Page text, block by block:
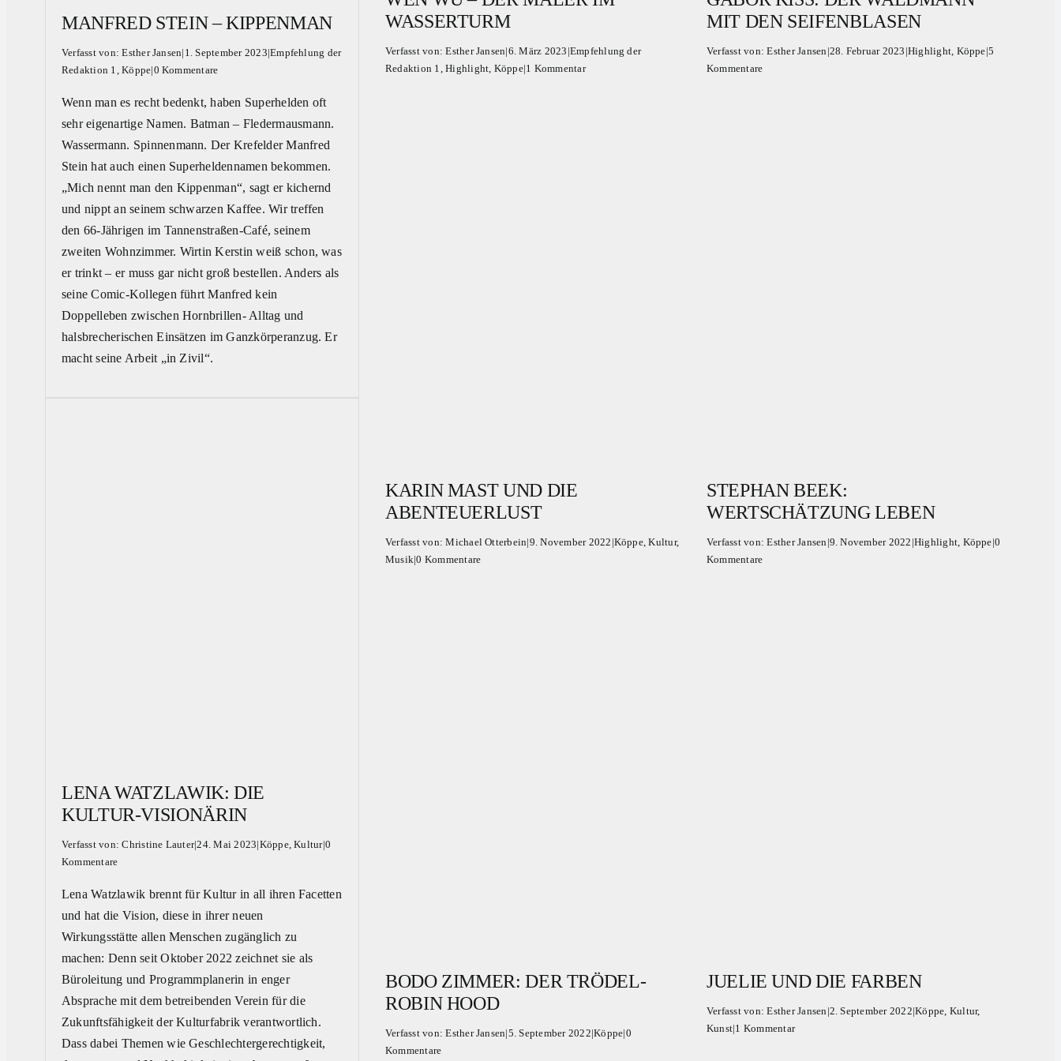
MANFRED STEIN – KIPPENMAN
Verfasst von:Esther Jansen| 1. September 2023|Empfehlung der
Redaktion 1,Köppe|0 Kommentare
Wenn man es recht bedenkt, haben Superhelden oft
sehr eigenartige Namen. Batman – Fledermausmann.
Wassermann. Spinnenmann. Der Krefelder Manfred
Stein hat auch einen Superheldennamen bekommen.
„Mich nennt man den Kippenman“, sagt er kichernd
und nippt an seinem schwarzen Kaffee. Wir treffen
den 66-Jährigen im Tannenstraßen-Café, seinem
zweiten Wohnzimmer. Wirtin Kerstin weiß schon, was
er trinkt – er muss gar nicht groß bestellen. Anders als
seine Comic-Kollegen führt Manfred kein
Doppelleben zwischen Hornbrillen- Alltag und
halsbrecherischen Einsätzen im Ganzkörperanzug. Er
macht seine Arbeit „in Zivil“.
LENA WATZLAWIK: DIE
KULTUR-VISIONÄRIN
Verfasst von:Christine Lauter|24. Mai 2023|Köppe,Kultur|0
Kommentare
Lena Watzlawik brennt für Kultur in all ihren Facetten
und hat die Vision, diese in ihrer neuen
Wirkungsstätte allen Menschen zugänglich zu
machen: Denn seit Oktober 2022 zeichnet sie als
Büroleitung und Programmplanerin in enger
Absprache mit dem betreibenden Verein für die
Zukunftsfähigkeit der Kulturfabrik verantwortlich.
Dass dabei Themen wie Geschlechtergerechtigkeit,
WASSERTURM
Verfasst von:Esther Jansen|6. März 2023 |Empfehlung der
Redaktion 1,Highlight, Köppe|1 Kommentar
MIT DEN SEIFENBLASEN
Verfasst von:Esther Jansen|28. Februar 2023 |Highlight, Köppe|5
Kommentare
KARIN MAST UND DIE
ABENTEUERLUST
Verfasst von:Michael Otterbein|9. November 2022 |Köppe,Kultur,
Musik|0 Kommentare
STEPHAN BEEK:
WERTSCHÄTZUNG LEBEN
Verfasst von:Esther Jansen|9. November 2022 |Highlight, Köppe|0
Kommentare
BODO ZIMMER: DER TRÖDEL-
ROBIN HOOD
Verfasst von:Esther Jansen|5. September 2022|Köppe|0
Kommentare
JUELIE UND DIE FARBEN
Verfasst von:Esther Jansen|2. September 2022|Köppe, Kultur,
Kunst|1 Kommentar